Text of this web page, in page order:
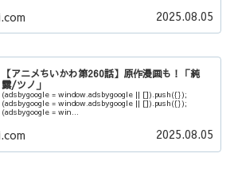
2025.08.05
【アニメちいかわ第260話】原作漫画も！「純
露/ツノ」
(adsbygoogle = window.adsbygoogle || []).push({});
(adsbygoogle = window.adsbygoogle || []).push({});
(adsbygoogle = win...
2025.08.05